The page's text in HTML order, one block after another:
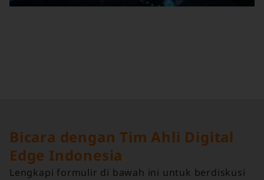
Bicara dengan Tim Ahli Digital
Edge Indonesia
Lengkapi formulir di bawah ini untuk berdiskusi